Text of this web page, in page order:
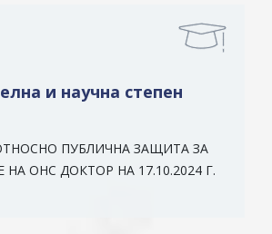
и научна степен
ПУБЛИЧНА ЗАЩИТА ЗА
ОНС ДОКТОР НА 17.10.2024 Г.